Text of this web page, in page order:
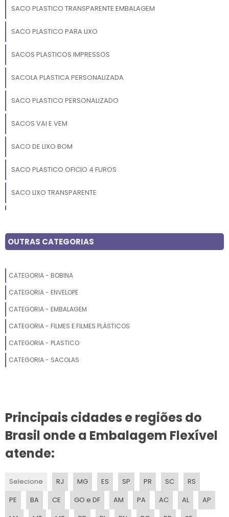
SACO PLASTICO TRANSPARENTE EMBALAGEM
SACO PLASTICO PARA LIXO
SACOS PLASTICOS IMPRESSOS
SACOLA PLASTICA PERSONALIZADA
SACO PLASTICO PERSONALIZADO
SACOS VAI E VEM
SACO DE LIXO BOM
SACO PLASTICO OFICIO 4 FUROS
SACO LIXO TRANSPARENTE
SACO LIXO OXI BIODEGRADAVEL
SACO PLASTICO A3
SACO PLASTICO MICROPERFURADO
SACO PLASTICO TRANSPARENTE 4 FUROS
SACOLA ALCA FITA
SACOLA OXIBIODEGRADAVEL
OUTRAS CATEGORIAS
CATEGORIA - BOBINA
CATEGORIA - ENVELOPE
CATEGORIA - EMBALAGEM
CATEGORIA - FILMES E FILMES PLÁSTICOS
CATEGORIA - PLASTICO
CATEGORIA - SACOLAS
Principais cidades e regiões do
Brasil onde a Embalagem Flexível
atende:
Selecione RJ MG ES SP PR SC
RS
PE
BA CE GO e DF AM PA AC AL
AP